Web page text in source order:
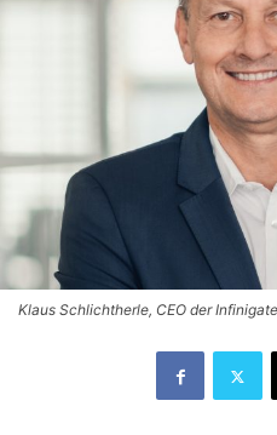
Klaus Schlichtherle, CEO der